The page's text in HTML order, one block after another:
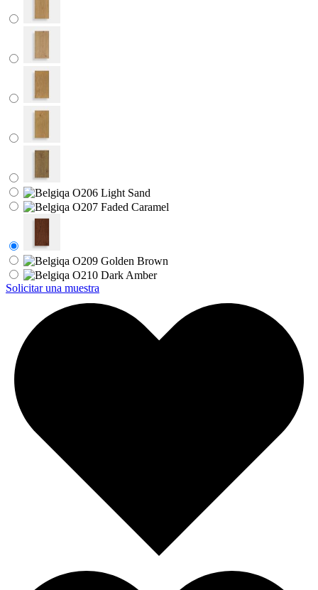
Solicitar una muestra